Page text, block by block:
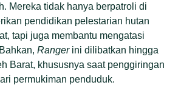
Mereka tidak hanya berpatroli di
pendidikan pelestarian hutan
tapi juga membantu mengatasi
Rangerini dilibatkan hingga
Barat, khususnya saat penggiringan
permukiman penduduk.